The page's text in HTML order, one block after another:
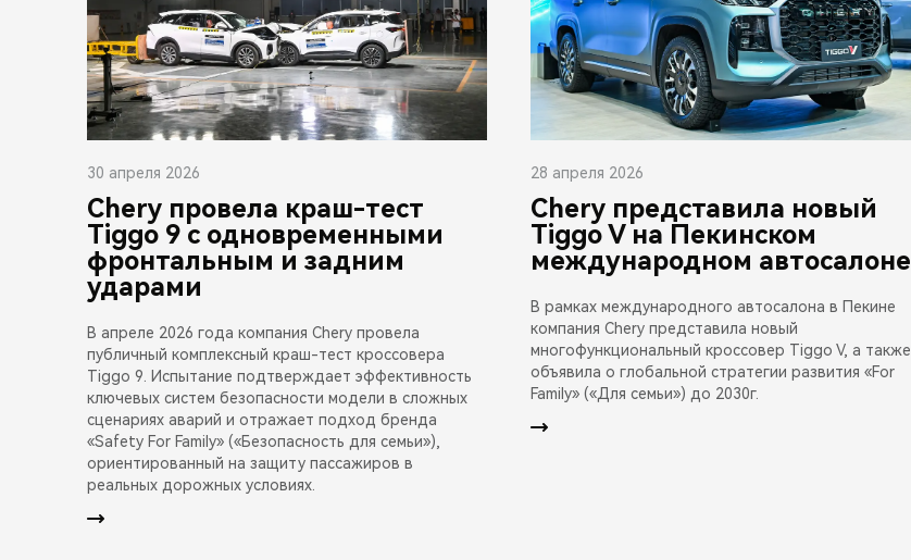
30 апреля 2026
Chery провела краш-тест
Tiggo 9 с одновременными
фронтальным и задним
ударами
В апреле 2026 года компания Chery провела
публичный комплексный краш-тест кроссовера
Tiggo 9. Испытание подтверждает эффективность
ключевых систем безопасности модели в сложных
сценариях аварий и отражает подход бренда
«Safety For Family» («Безопасность для семьи»),
ориентированный на защиту пассажиров в
реальных дорожных условиях.
28 апреля 2026
Chery представила новый
Tiggo V на Пекинском
международном автосалоне
В рамках международного автосалона в Пекине
компания Chery представила новый
многофункциональный кроссовер Tiggo V, а также
объявила о глобальной стратегии развития «For
Family» («Для семьи») до 2030г.